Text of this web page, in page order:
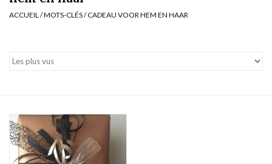
vêtements de nuit
Badmode
Lingerie-accessoires
ACCUEIL /MOTS-CLÉS/CADEAU VOOR HEM EN HAAR